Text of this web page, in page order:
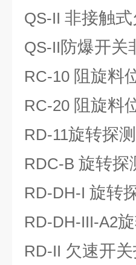
QS-II 非接触
QS-II 防爆开关
RC-10 阻旋料
RC-20 阻旋料
RD-11旋转探
RDC-B 旋转探
RD-DH-I 旋转
RD-DH-III-A2
RD-II 欠速开